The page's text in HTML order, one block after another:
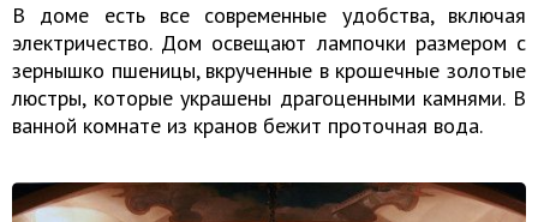
В доме есть все современные удобства, включая
электричество. Дом освещают лампочки размером с
зернышко пшеницы, вкрученные в крошечные золотые
люстры, которые украшены драгоценными камнями. В
ванной комнате из кранов бежит проточная вода.